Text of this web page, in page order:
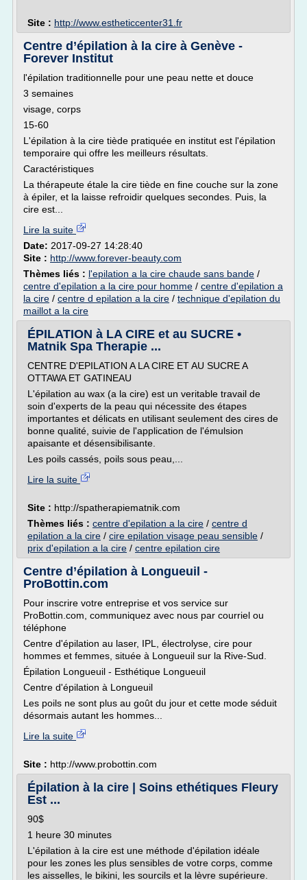
Site : http://www.estheticcenter31.fr
Centre d’épilation à la cire à Genève -
Forever Institut
l'épilation traditionnelle pour une peau nette et douce
3 semaines
visage, corps
15-60
L'épilation à la cire tiède pratiquée en institut est l'épilation
temporaire qui offre les meilleurs résultats.
Caractéristiques
La thérapeute étale la cire tiède en fine couche sur la zone
à épiler, et la laisse refroidir quelques secondes. Puis, la
cire est...
Lire la suite
Date: 2017-09-27 14:28:40
Site : http://www.forever-beauty.com
Thèmes liés : l'epilation a la cire chaude sans bande /
centre d'epilation a la cire pour homme / centre d'epilation a
la cire / centre d epilation a la cire / technique d'epilation du
maillot a la cire
ÉPILATION à LA CIRE et au SUCRE •
Matnik Spa Therapie ...
CENTRE D'EPILATION A LA CIRE ET AU SUCRE A
OTTAWA ET GATINEAU
L'épilation au wax (a la cire) est un veritable travail de
soin d'experts de la peau qui nécessite des étapes
importantes et délicats en utilisant seulement des cires de
bonne qualité, suivie de l'application de l'émulsion
apaisante et désensibilisante.
Les poils cassés, poils sous peau,...
Lire la suite
Site : http://spatherapiematnik.com
Thèmes liés : centre d'epilation a la cire / centre d
epilation a la cire / cire epilation visage peau sensible /
prix d'epilation a la cire / centre epilation cire
Centre d’épilation à Longueuil -
ProBottin.com
Pour inscrire votre entreprise et vos service sur
ProBottin.com, communiquez avec nous par courriel ou
téléphone
Centre d'épilation au laser, IPL, électrolyse, cire pour
hommes et femmes, située à Longueuil sur la Rive-Sud.
Épilation Longueuil - Esthétique Longueuil
Centre d'épilation à Longueuil
Les poils ne sont plus au goût du jour et cette mode séduit
désormais autant les hommes...
Lire la suite
Site : http://www.probottin.com
Épilation à la cire | Soins ethétiques Fleury
Est ...
90$
1 heure 30 minutes
L'épilation à la cire est une méthode d'épilation idéale
pour les zones les plus sensibles de votre corps, comme
les aisselles, le bikini, les sourcils et la lèvre supérieure.